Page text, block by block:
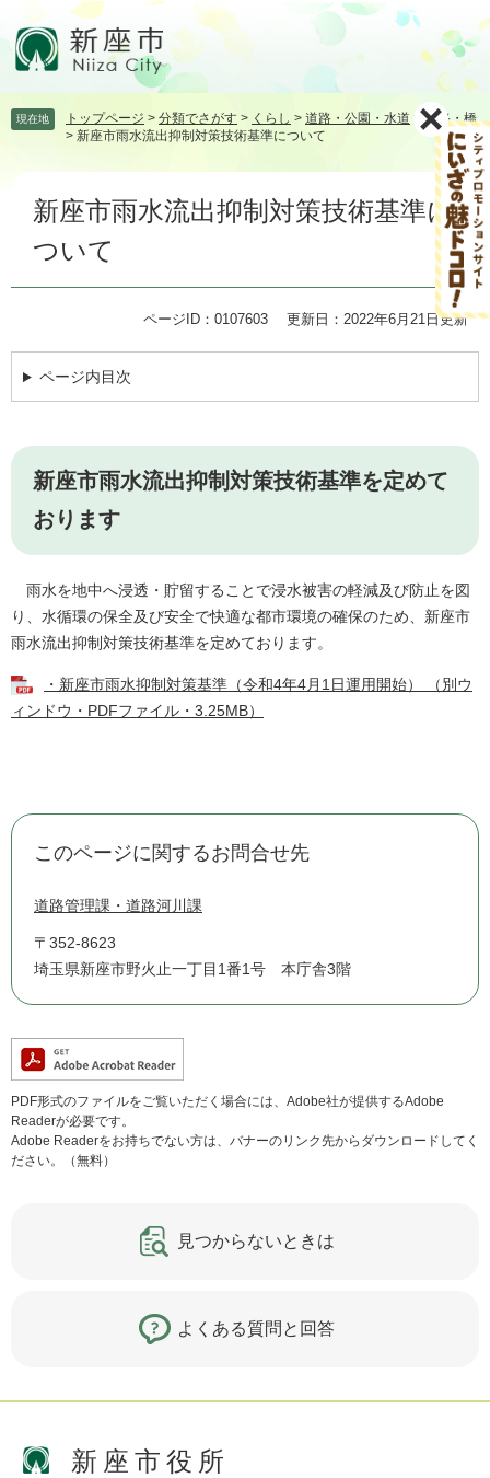
頭飛 現在地 トップページ > 分類でさがす > くらし > 道路・公園・水道 >道路・橋
> 新座市雨水流出抑制対策技術基準について
新座市雨水流出抑制対策技術基準に
ついて
ページID：0107603 更新日：2022年6月21日更新
ページ内目次
新座市雨水流出抑制対策技術基準を定めて
おります
雨水を地中へ浸透・貯留することで浸水被害の軽減及び防止を図
り、水循環の保全及び安全で快適な都市環境の確保のため、新座市
雨水流出抑制対策技術基準を定めております。
・新座市雨水抑制対策基準（令和4年4月1日運用開始） （別ウ
ィンドウ・PDFファイル・3.25MB）
このページに関するお問合せ先
道路管理課・道路河川課
〒352-8623
埼玉県新座市野火止一丁目1番1号 本庁舎3階
PDF形式のファイルをご覧いただく場合には、Adobe社が提供するAdobe
Readerが必要です。
Adobe Readerをお持ちでない方は、バナーのリンク先からダウンロードしてく
ださい。（無料）
見つからないときは
よくある質問と回答
新座市役所